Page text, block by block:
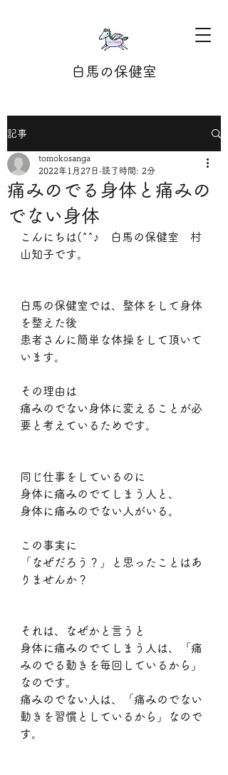
白馬の保健室
記事
痛みのでる身体と痛みの
でない身体
tomokosanga
2022年1月27日 読了時間: 2分
こんにちは(^^♪　白馬の保健室　村
山知子です。
白馬の保健室では、整体をして身体
を整えた後
患者さんに簡単な体操をして頂いて
います。
その理由は
痛みのでない身体に変えることが必
要と考えているためです。
同じ仕事をしているのに
身体に痛みのでてしまう人と、
身体に痛みのでない人がいる。
この事実に
「なぜだろう？」と思ったことはあ
りませんか？
それは、なぜかと言うと
身体に痛みのでてしまう人は、「痛
みのでる動きを毎回しているから」
なのです。
痛みのでない人は、「痛みのでない
動きを習慣としているから」なので
す。